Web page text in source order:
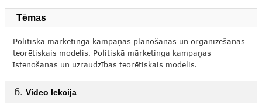
Tēmas
Politiskā mārketinga kampaņas plānošanas un organizēšanas
teorētiskais modelis. Politiskā mārketinga kampaņas
īstenošanas un uzraudzības teorētiskais modelis.
Video lekcija